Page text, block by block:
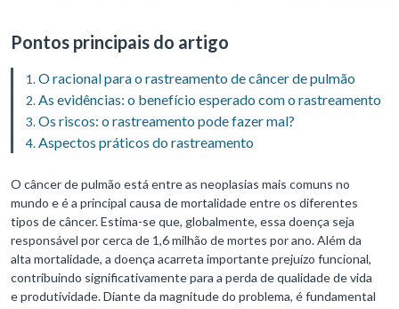
Pontos principais do artigo
O racional para o rastreamento de câncer de pulmão
As evidências: o benefício esperado com o rastreamento
Os riscos: o rastreamento pode fazer mal?
Aspectos práticos do rastreamento
O câncer de pulmão está entre as neoplasias mais comuns no
mundo e é a principal causa de mortalidade entre os diferentes
tipos de câncer. Estima-se que, globalmente, essa doença seja
responsável por cerca de 1,6 milhão de mortes por ano. Além da
alta mortalidade, a doença acarreta importante prejuízo funcional,
contribuindo significativamente para a perda de qualidade de vida
e produtividade. Diante da magnitude do problema, é fundamental